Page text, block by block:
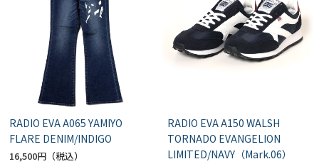
RADIO EVA A065 YAMIYO
FLARE DENIM/INDIGO
16,500円
RADIO EVA A150 WALSH
TORNADO EVANGELION
LIMITED/NAVY（Mark.06）